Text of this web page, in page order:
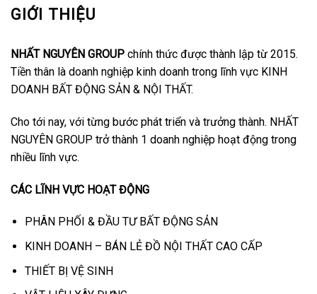
GIỚI THIỆU
NHẤT NGUYÊN GROUP chính thức được thành lập từ 2015.
Tiền thân là doanh nghiệp kinh doanh trong lĩnh vực KINH
DOANH BẤT ĐỘNG SẢN & NỘI THẤT.
Cho tới nay, với từng bước phát triển và trưởng thành. NHẤT
NGUYÊN GROUP trở thành 1 doanh nghiệp hoạt động trong
nhiều lĩnh vực.
CÁC LĨNH VỰC HOẠT ĐỘNG
PHÂN PHỐI & ĐẦU TƯ BẤT ĐỘNG SẢN
KINH DOANH – BÁN LẺ ĐỒ NỘI THẤT CAO CẤP
THIẾT BỊ VỆ SINH